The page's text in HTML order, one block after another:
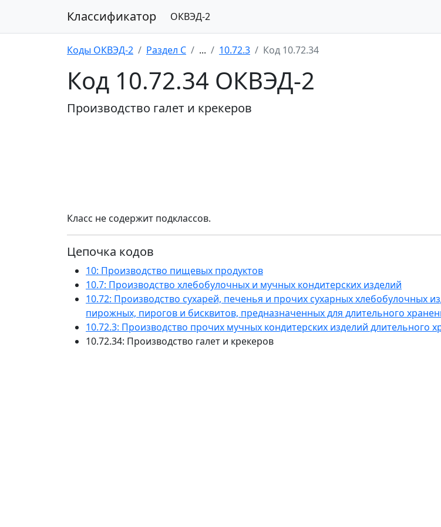
Классификатор ОКВЭД-2
Коды ОКВЭД-2 Раздел C ... 10.72.3 Код 10.72.34
Код 10.72.34 ОКВЭД-2
Производство галет и крекеров
Класс не содержит подклассов.
Цепочка кодов
10: Производство пищевых продуктов
10.7: Производство хлебобулочных и мучных кондитерских изделий
10.72: Производство сухарей, печенья и прочих сухарных хлебобулочных
пирожных, пирогов и бисквитов, предназначенных для длительного
10.72.3: Производство прочих мучных кондитерских изделий длительного
10.72.34: Производство галет и крекеров